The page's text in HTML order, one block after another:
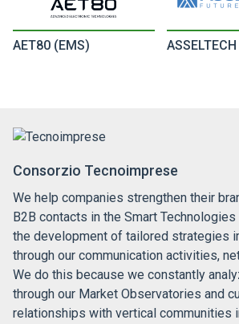
AET80 (EMS)
Consorzio Tecnoimprese
We help companies strengthen their
B2B contacts in the Smart
the development of tailored strategies
through our communication activities,
We do this because we constantly
through our Market Observatories and
relationships with vertical communities